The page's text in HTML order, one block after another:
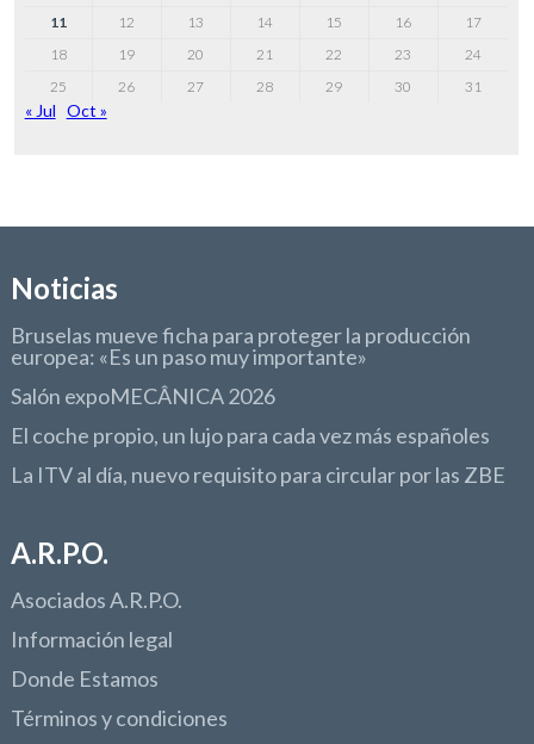
11
12 13 14 15 16
17
18
19 20 21 22 23
24
25
26 27 28 29 30 31
« Jul Oct »
Noticias
Bruselas mueve ficha para proteger la producción
europea: «Es un paso muy importante»
Salón expoMECÂNICA 2026
El coche propio, un lujo para cada vez más españoles
La ITV al día, nuevo requisito para circular por las ZBE
A.R.P.O.
Asociados A.R.P.O.
Información legal
Donde Estamos
Términos y condiciones